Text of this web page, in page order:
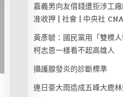
嘉義男向友借錢遭拒涉工
准收押 | 社會 | 中央社 CNA
黃彥毓：國民黨用「雙標
柯志恩一樣看不起高雄人
攝護腺發炎的診斷標準
連日豪大雨造成五峰大鹿